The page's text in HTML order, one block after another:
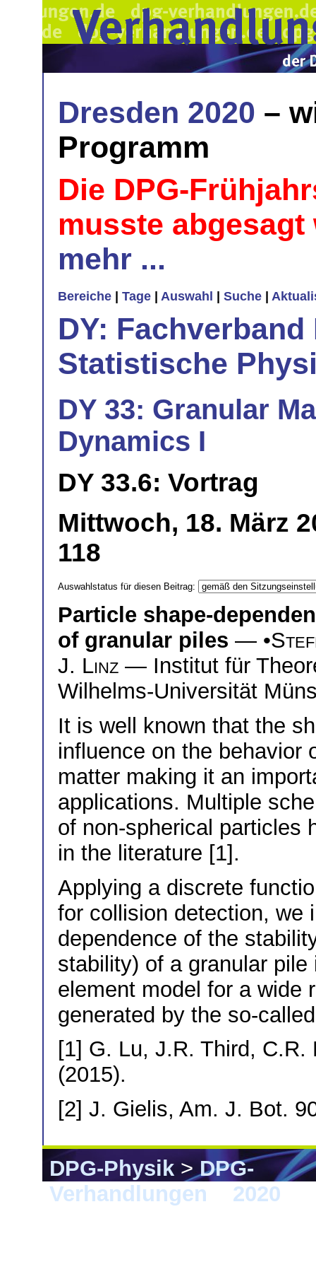
Dresden 2020 –
Programm
Die DPG-
musste
mehr ...
Bereiche | Tage | Auswahl | Suche |
DY:
Statistische
DY 33: Granular
Dynamics I
DY 33.6: Vortrag
Mittwoch, 18. März
118
Auswahlstatus für diesen Beitrag:
Particle shape-
of granular piles — •
J. Linz — Institut für
Wilhelms-Universität
It is well known that the
influence on the behavior
matter making it an
applications. Multiple
of non-spherical particles
in the literature [1].
Applying a discrete
for collision detection, we
dependence of the
stability) of a granular
element model for a wide
generated by the so-
[1] G. Lu, J.R. Third,
(2015).
[2] J. Gielis, Am. J. Bot.
DPG-Physik>DPG-
Verhandlungen
2020